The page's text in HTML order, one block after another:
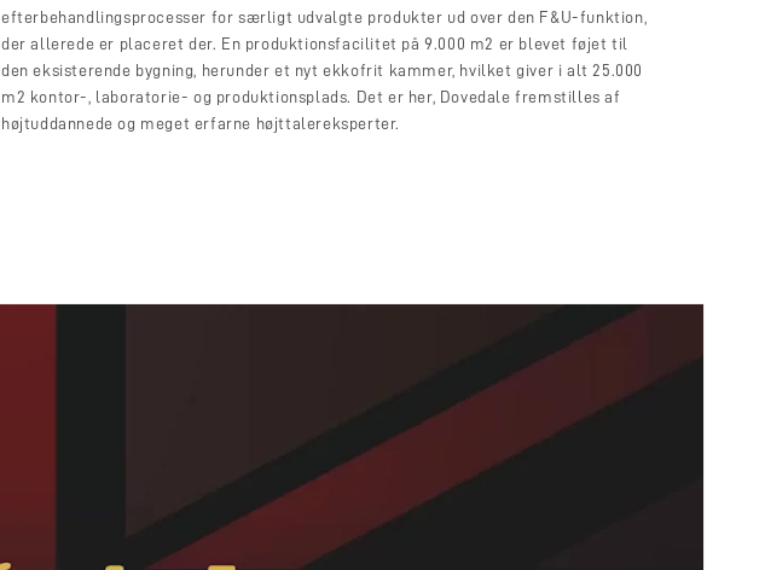
efterbehandlingsprocesser for særligt udvalgte produkter ud over den F&U-funktion,
der allerede er placeret der. En produktionsfacilitet på 9.000 m2 er blevet føjet til
den eksisterende bygning, herunder et nyt ekkofrit kammer, hvilket giver i alt 25.000
m2 kontor-, laboratorie- og produktionsplads. Det er her, Dovedale fremstilles af
højtuddannede og meget erfarne højttalereksperter.